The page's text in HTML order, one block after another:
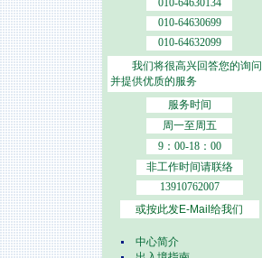
010-64630134
010-64630699
010-64632099
我们将很高兴回答您的询问
并提供优质的服务
服务时间
周一至周五
9：00-18：00
非工作时间请联络
13910762007
或按此发E-Mail给我们
中心简介